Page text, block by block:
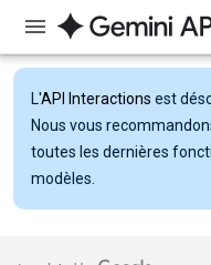
L'API Interactions est
Nous vous
toutes les dernières
modèles.